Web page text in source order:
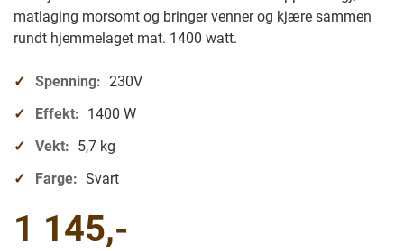
matlaging morsomt og bringer venner og kjære sammen
rundt hjemmelaget mat. 1400 watt.
Spenning: 230V
Effekt: 1400 W
Vekt: 5,7 kg
Farge: Svart
1 145,-